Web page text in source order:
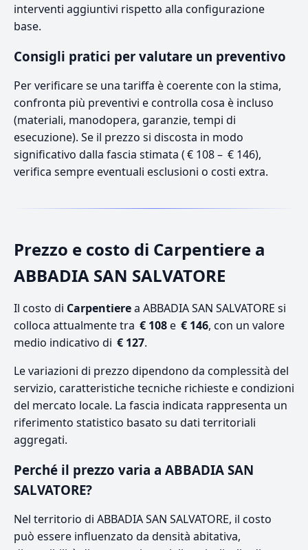
interventi aggiuntivi rispetto alla configurazione
base.
Consigli pratici per valutare un preventivo
Per verificare se una tariffa è coerente con la stima,
confronta più preventivi e controlla cosa è incluso
(materiali, manodopera, garanzie, tempi di
esecuzione). Se il prezzo si discosta in modo
significativo dalla fascia stimata ( € 108 – € 146),
verifica sempre eventuali esclusioni o costi extra.
Prezzo e costo di Carpentiere a
ABBADIA SAN SALVATORE
Il costo di Carpentierea ABBADIA SAN SALVATORE si
colloca attualmente tra € 108e € 146, con un valore
medio indicativo di € 127.
Le variazioni di prezzo dipendono da complessità del
servizio, caratteristiche tecniche richieste e condizioni
del mercato locale. La fascia indicata rappresenta un
riferimento statistico basato su dati territoriali
aggregati.
Perché il prezzo varia a ABBADIA SAN
SALVATORE?
Nel territorio di ABBADIA SAN SALVATORE, il costo
può essere influenzato da densità abitativa,